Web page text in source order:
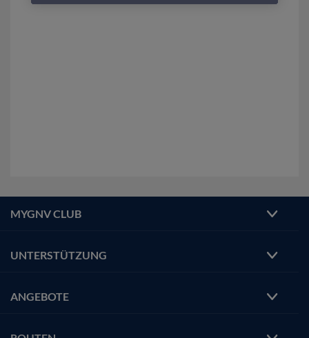
MYGNV CLUB
UNTERSTÜTZUNG
ANGEBOTE